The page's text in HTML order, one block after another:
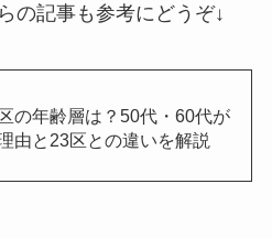
の記事も参考にどうぞ↓
の年齢層は？50代・60代が
由と23区との違いを解説